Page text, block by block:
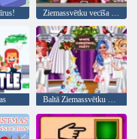
Ziemassvētku vecīša Real frizūras
Baltā Ziemassvētku puse